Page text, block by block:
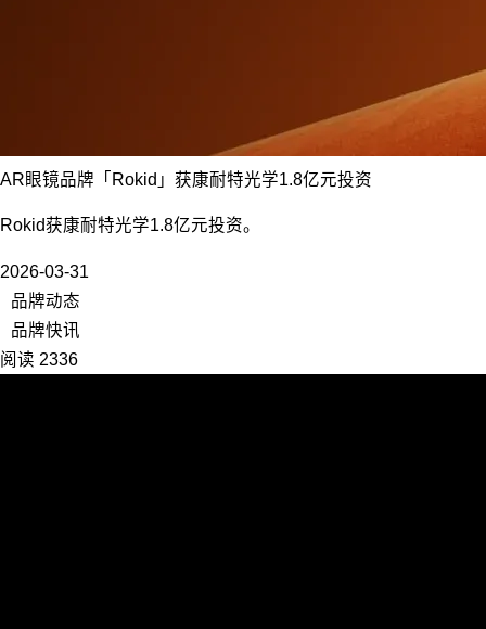
AR眼镜品牌「Rokid」获康耐特光学1.8亿元投资
Rokid获康耐特光学1.8亿元投资。
2026-03-31
品牌动态
品牌快讯
阅读 2336